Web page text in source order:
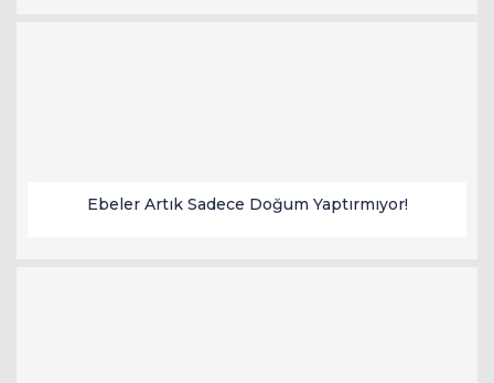
Ebeler Artık Sadece Doğum Yaptırmıyor!